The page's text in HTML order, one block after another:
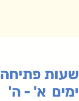
:שעות פתיחה
ימים א' - ה' 9:30-13:00